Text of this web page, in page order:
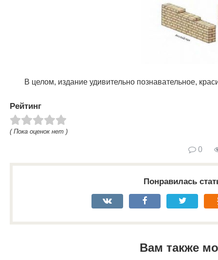
В целом, издание удивительно познавательное,
Рейтинг
( Пока оценок нет )
0
Понравилась
Вам также